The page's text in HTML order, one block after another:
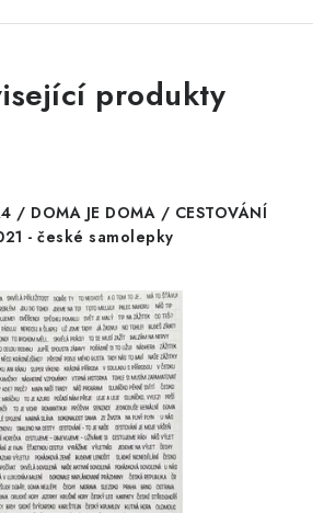
produkty
/ DOMA JE DOMA / CESTOVÁNÍ
- české samolepky